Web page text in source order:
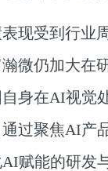
受到行业
微仍加大在
身在AI视觉
过聚焦AI产
赋能的研发